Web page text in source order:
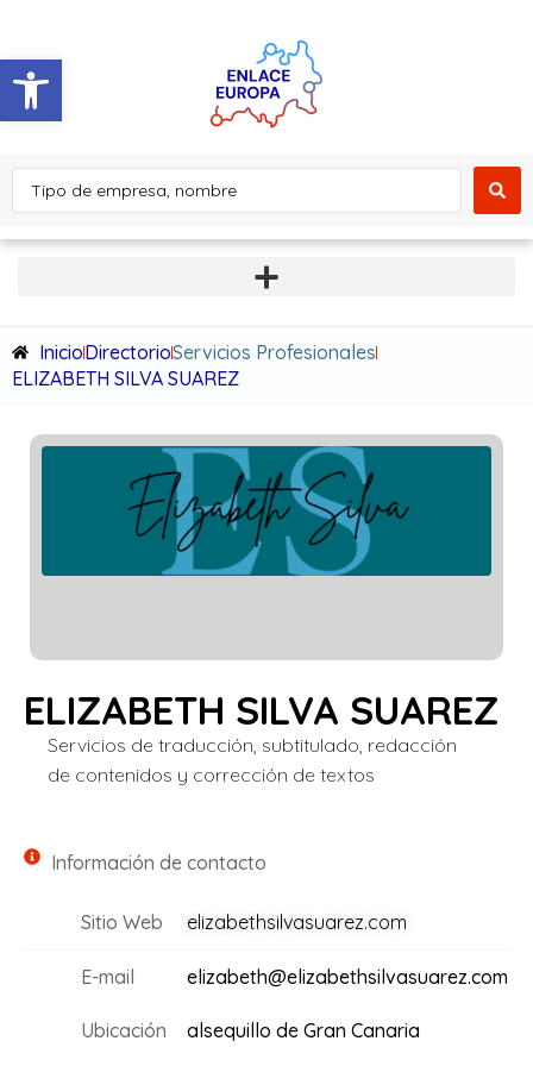
Abrir barra de herramientas
InicioDirectorioServicios Profesionales
ELIZABETH SILVA SUAREZ
ELIZABETH SILVA SUAREZ
Servicios de traducción, subtitulado, redacción
de contenidos y corrección de textos
Información de contacto
Sitio Web elizabethsilvasuarez.com
E-mail elizabeth@elizabethsilvasuarez.com️
Ubicación alsequillo de Gran Canaria